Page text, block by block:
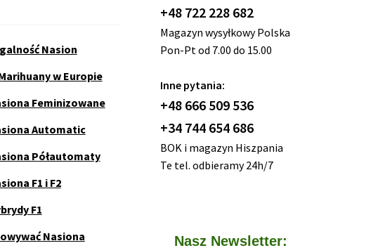
Nasion
w Europie
Feminizowane
Automatic
Półautomaty
F1 i F2
F1
Nasiona
+48 722 228 682
Magazyn wysyłkowy Polska
Pon-Pt od 7.00 do 15.00
Inne pytania:
+48 666 509 536
+34 744 654 686
BOK i magazyn Hiszpania
Te tel. odbieramy 24h/7
Nasz Newsletter: